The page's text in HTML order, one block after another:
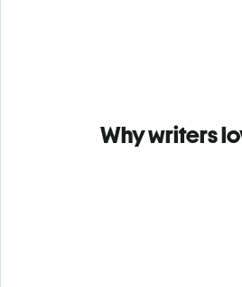
Why writers